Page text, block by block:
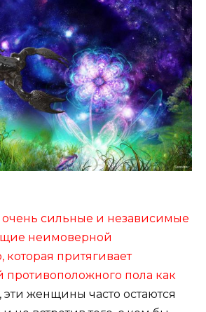
сильные и независимые
неимоверной
которая притягивает
противоположного пола как
женщины часто остаются